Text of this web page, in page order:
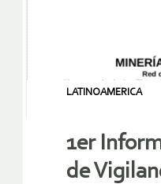
LATINOAMERICA
1er
de